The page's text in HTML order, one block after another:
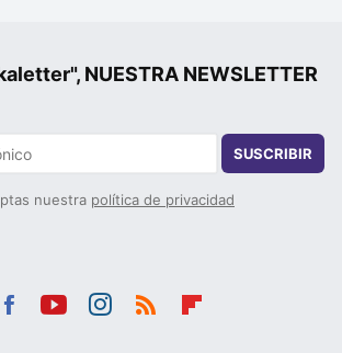
NUESTRA NEWSLETTER
SUSCRIBIR
nuestra política de privacidad